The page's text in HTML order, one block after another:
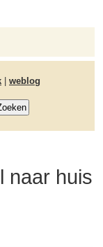
weblog
naar huis